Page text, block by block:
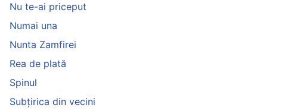
Nu te-ai priceput
Numai una
Nunta Zamfirei
Rea de plată
Spinul
Subțirica din vecini